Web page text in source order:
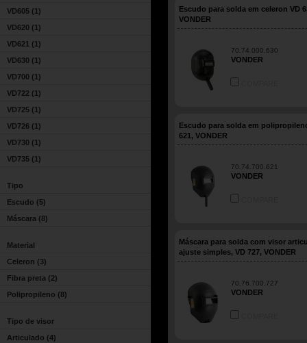
VD605 (1)
VD620 (1)
VD621 (1)
VD630 (1)
VD700 (1)
VD722 (1)
VD725 (1)
VD726 (1)
VD730 (1)
VD735 (1)
Tipo
Escudo (5)
Máscara (8)
Material
Celeron (3)
Fibra preta (2)
Polipropileno (8)
Tipo de visor
Articulado (4)
Escudo para solda em celeron VD
VONDER
70.74.000.630
VONDER
Escudo para solda em
621, VONDER
70.74.700.621
VONDER
Máscara para solda com visor
ajuste simples, VD 727, VONDER
70.76.700.727
VONDER